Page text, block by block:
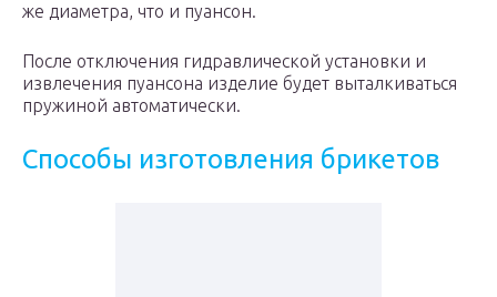
же диаметра, что и пуансон.
После отключения гидравлической установки и
извлечения пуансона изделие будет выталкиваться
пружиной автоматически.
Способы изготовления брикетов